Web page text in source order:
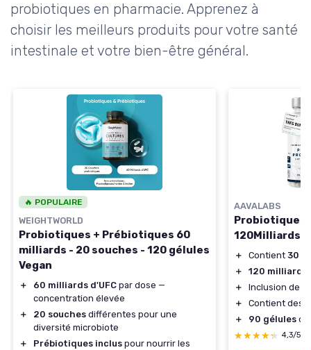
probiotiques en pharmacie. Apprenez à
choisir les meilleurs produits pour votre santé
intestinale et votre bien-être général.
🔥 POPULAIRE
WEIGHTWORLD
Probiotiques + Prébiotiques 60
milliards - 20 souches - 120 gélules
Vegan
＋ 60 milliards d'UFC par dose —
concentration élevée
＋
20 souches différentes pour une
diversité microbiote
＋
Prébiotiques inclus pour nourrir les
AAVALABS
Probiotiques
120Milliards
＋ Contient 30
＋
120 milliards
＋
Inclusion de
＋
Contient des
＋
90 gélules
★★★★★
★★★★★ 4,3/5